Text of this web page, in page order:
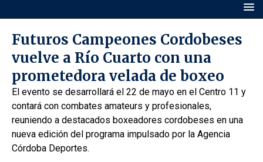
Futuros Campeones Cordobeses
vuelve a Río Cuarto con una
prometedora velada de boxeo
El evento se desarrollará el 22 de mayo en el Centro 11 y
contará con combates amateurs y profesionales,
reuniendo a destacados boxeadores cordobeses en una
nueva edición del programa impulsado por la Agencia
Córdoba Deportes.